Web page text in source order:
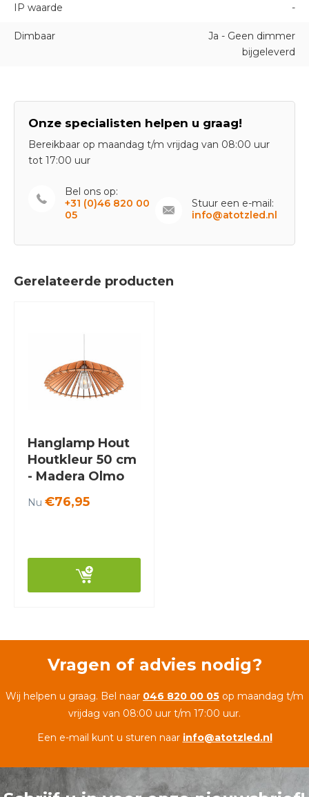
IP waarde -
Dimbaar
Ja - Geen dimmer
bijgeleverd
Onze specialisten helpen u graag!
Bereikbaar op maandag t/m vrijdag van 08:00 uur
tot 17:00 uur
Bel ons op:
+31 (0)46 820 00
05
Stuur een e-mail:
info@atotzled.nl
Gerelateerde producten
Hanglamp Hout
Houtkleur 50 cm
- Madera Olmo
Nu €76,95
Vragen of advies nodig?
Wij helpen u graag. Bel naar 046 820 00 05 op maandag t/m
vrijdag van 08:00 uur t/m 17:00 uur.
Een e-mail kunt u sturen naar info@atotzled.nl